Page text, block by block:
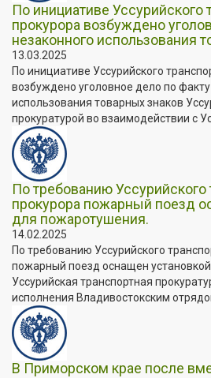
По инициативе Уссурийского
прокурора возбуждено
незаконного использования
13.03.2025
По инициативе Уссурийского
возбуждено уголовное дело по
использования товарных знаков
прокуратурой во взаимодействии с
По требованию Уссурийского
прокурора пожарный поезд
для пожаротушения.
14.02.2025
По требованию Уссурийского
пожарный поезд оснащен
Уссурийская транспортная
исполнения Владивостокским
В Приморском крае после